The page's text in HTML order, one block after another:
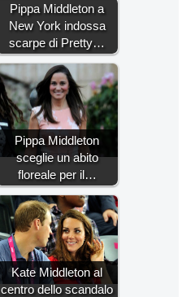
Pippa Middleton a
New York indossa
scarpe di Pretty…
Pippa Middleton
sceglie un abito
floreale per il…
Kate Middleton al
centro dello scandalo